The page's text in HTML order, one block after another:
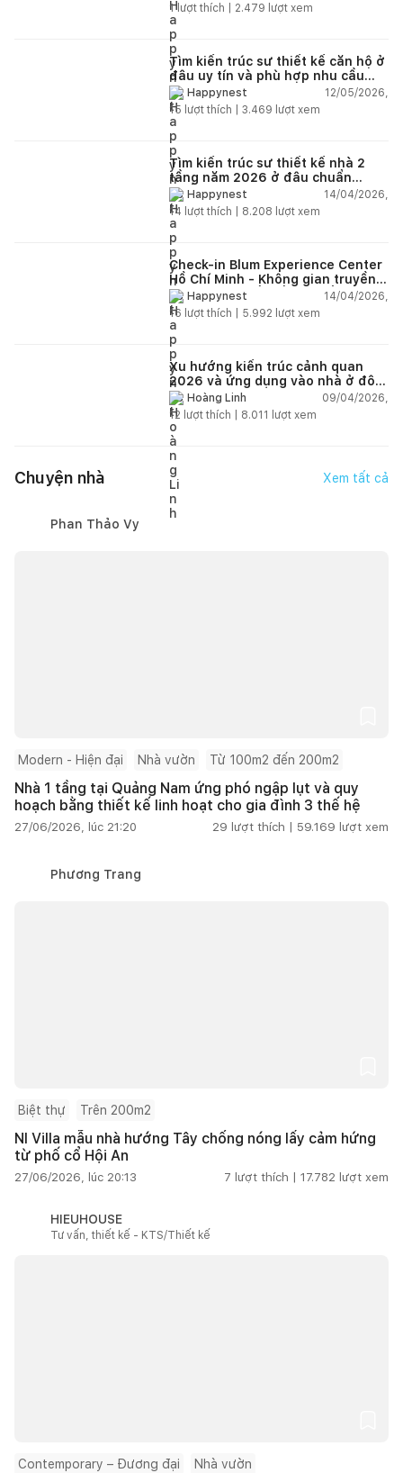
1lượt thích | 2.479 lượt xem
Tìm kiến trúc sư thiết kế căn hộ ở
đâu uy tín và phù hợp nhu cầu
năm 2026?
Happynest
12/05/2026,
15 lượt thích | 3.469 lượt xem
Tìm kiến trúc sư thiết kế nhà 2
tầng năm 2026 ở đâu chuẩn
nhất?Happynest
14/04/2026,
14 lượt thích | 8.208 lượt xem
Check-in Blum Experience Center
Hồ Chí Minh - Không gian truyền
cảm hứng thiết kế nội thất
Happynest
14/04/2026,
16 lượt thích | 5.992 lượt xem
Xu hướng kiến trúc cảnh quan
2026 và ứng dụng vào nhà ở đô
thị hiện đại
Hoàng Linh
09/04/2026,
12 lượt thích | 8.011 lượt xem
Chuyện nhà Xem tất cả
Phan Thảo Vy
Modern - Hiện đại Nhà vườn Từ 100m2 đến 200m2
Nhà 1 tầng tại Quảng Nam ứng phó ngập lụt và quy
hoạch bằng thiết kế linh hoạt cho gia đình 3 thế hệ
27/06/2026, lúc 21:20 29 lượt thích | 59.169 lượt xem
Phương Trang
Biệt thự Trên 200m2
NI Villa mẫu nhà hướng Tây chống nóng lấy cảm hứng
từ phố cổ Hội An
27/06/2026, lúc 20:13 7 lượt thích | 17.782 lượt xem
HIEUHOUSE
Tư vấn, thiết kế - KTS/Thiết kế
Contemporary – Đương đại Nhà vườn